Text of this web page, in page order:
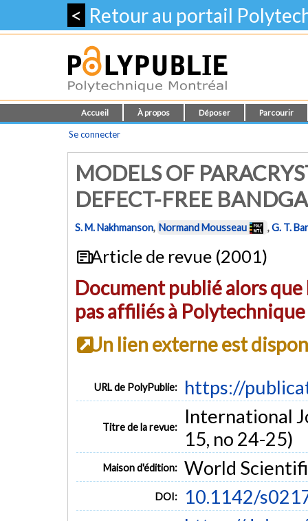
< Retour au portail
Accueil À propos Déposer Parcourir
Se connecter
MODELS OF
DEFECT-FREE
S. M. Nakhmanson, Normand Mousseau ,G. T.
Article de revue (2001)
Document publié alors
pas affiliés à
Un lien externe est
URL de PolyPublie: https://
Titre de la revue:
International
15, no 24-25)
Maison d'édition: World
DOI: 10.1142/